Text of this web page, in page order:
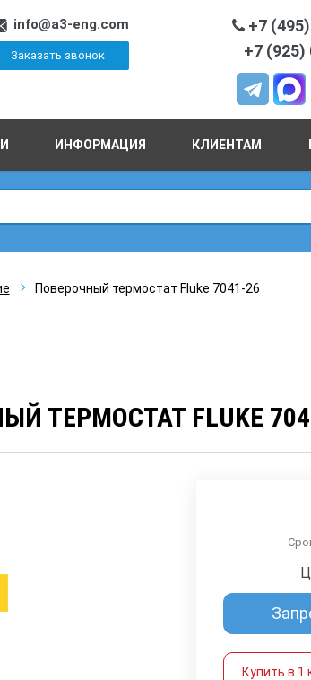
info@a3-eng.com
Заказать звонок
+7
+7 (925)
ИНФОРМАЦИЯ КЛИЕНТАМ
Поверочный термостат Fluke 7041-26
ТЕРМОСТАТ FLUKE
Купить в 1